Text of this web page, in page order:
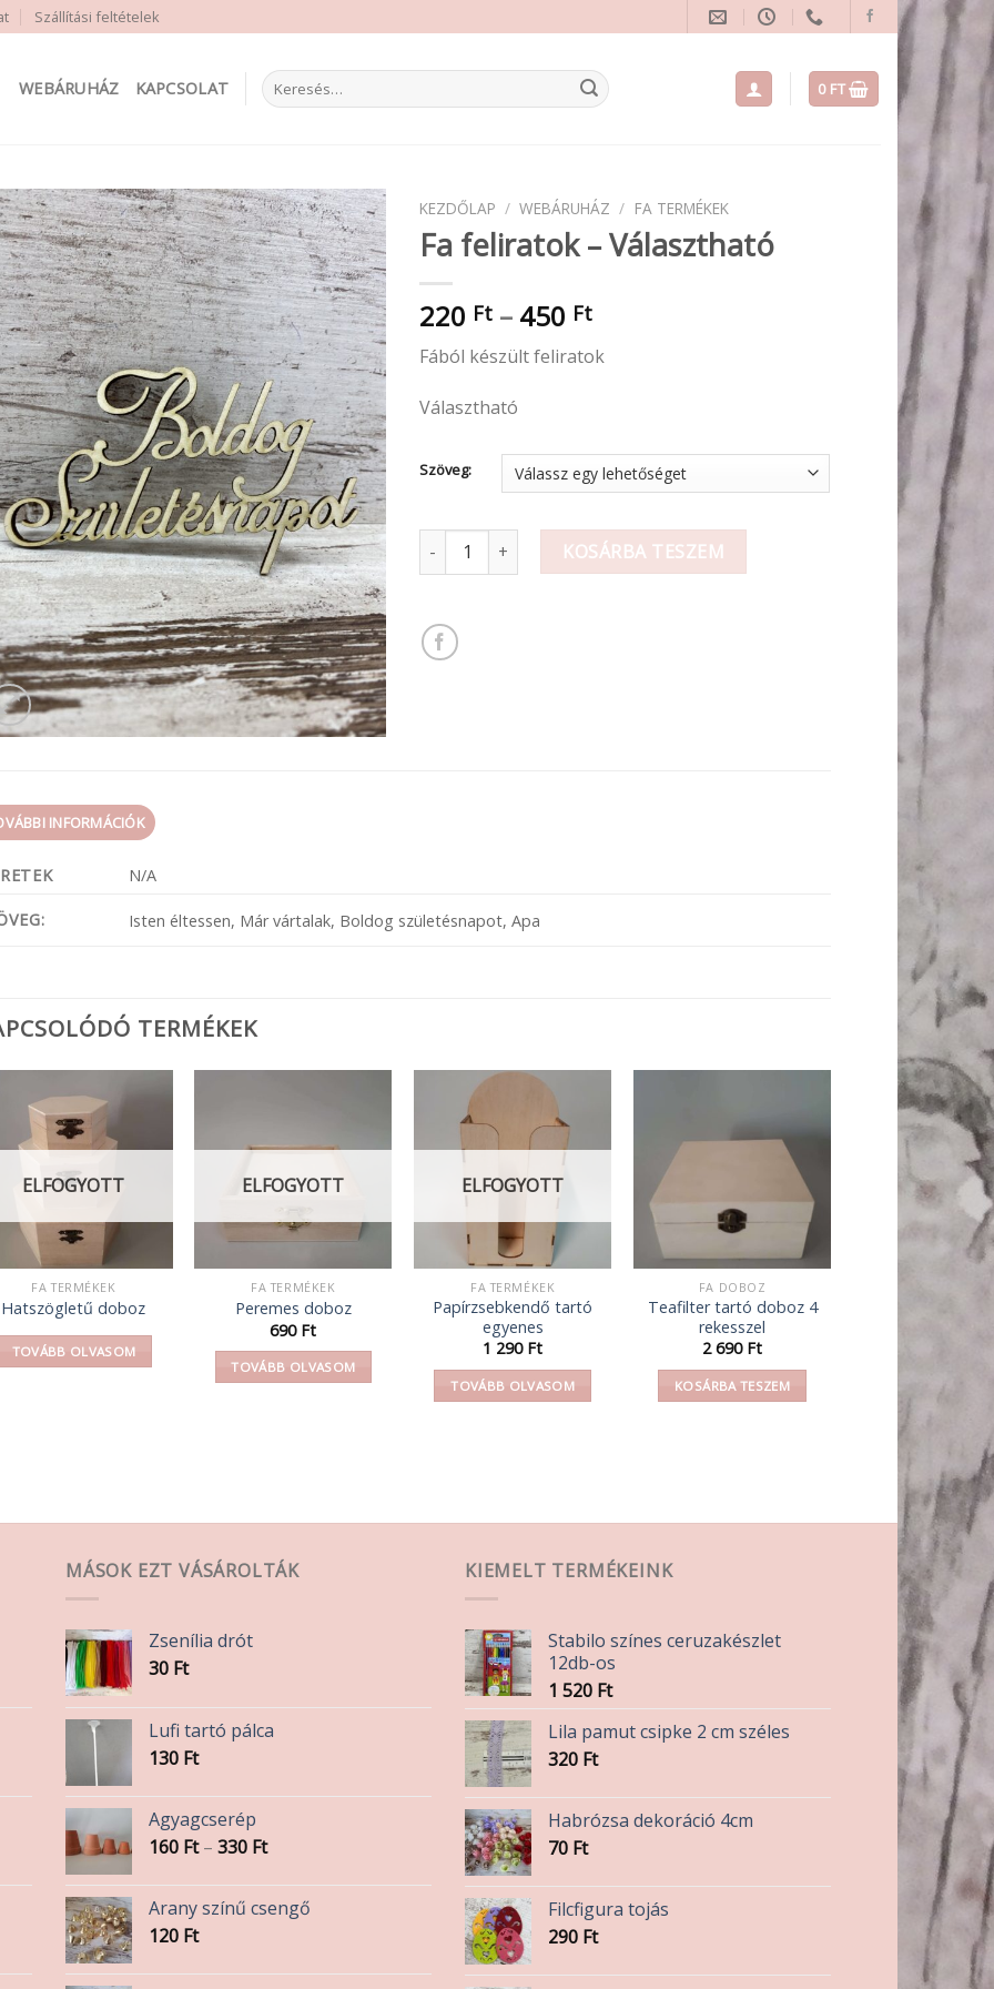
Szállítási feltételek
WEBÁRUHÁZ KAPCSOLAT
Keresés
a
0 FT
KEZDŐLAP / WEBÁRUHÁZ / FA TERMÉKEK
Fa feliratok – Választható
220 Ft – 450 FtÁrtartomány:
220 Ft
-
Fából készült feliratok
Választható
Szöveg:
Fa feliratok - Választható mennyiség
KOSÁRBA TESZEM
INFORMÁCIÓK
N/A
Isten éltessen, Már vártalak, Boldog születésnapot, Apa
TERMÉKEK
ELFOGYOTT
FA TERMÉKEK
Hatszögletű doboz
TOVÁBB OLVASOM
ELFOGYOTT
FA TERMÉKEK
Peremes doboz
690 Ft
TOVÁBB OLVASOM
ELFOGYOTT
FA TERMÉKEK
Papírzsebkendő tartó
egyenes
1 290 Ft
TOVÁBB OLVASOM
FA DOBOZ
Teafilter tartó doboz 4
rekesszel
2 690 Ft
KOSÁRBA TESZEM
MÁSOK EZT VÁSÁROLTÁK
Zsenília drót
30 Ft
Lufi tartó pálca
130 Ft
Agyagcserép
160 Ft – 330 FtÁrtartomány:
-
330 Ft
Arany színű csengő
120 Ft
KIEMELT TERMÉKEINK
Stabilo színes ceruzakészlet
12db-os
1 520 Ft
Lila pamut csipke 2 cm széles
320 Ft
Habrózsa dekoráció 4cm
70 Ft
Filcfigura tojás
290 Ft